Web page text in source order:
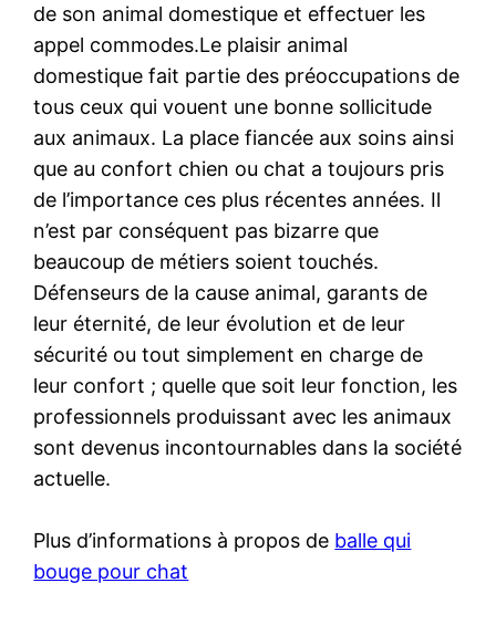
de son animal domestique et effectuer les
appel commodes.Le plaisir animal
domestique fait partie des préoccupations de
tous ceux qui vouent une bonne sollicitude
aux animaux. La place fiancée aux soins ainsi
que au confort chien ou chat a toujours pris
de l’importance ces plus récentes années. Il
n’est par conséquent pas bizarre que
beaucoup de métiers soient touchés.
Défenseurs de la cause animal, garants de
leur éternité, de leur évolution et de leur
sécurité ou tout simplement en charge de
leur confort ; quelle que soit leur fonction, les
professionnels produissant avec les animaux
sont devenus incontournables dans la société
actuelle.
Plus d’informations à propos de balle qui
bouge pour chat